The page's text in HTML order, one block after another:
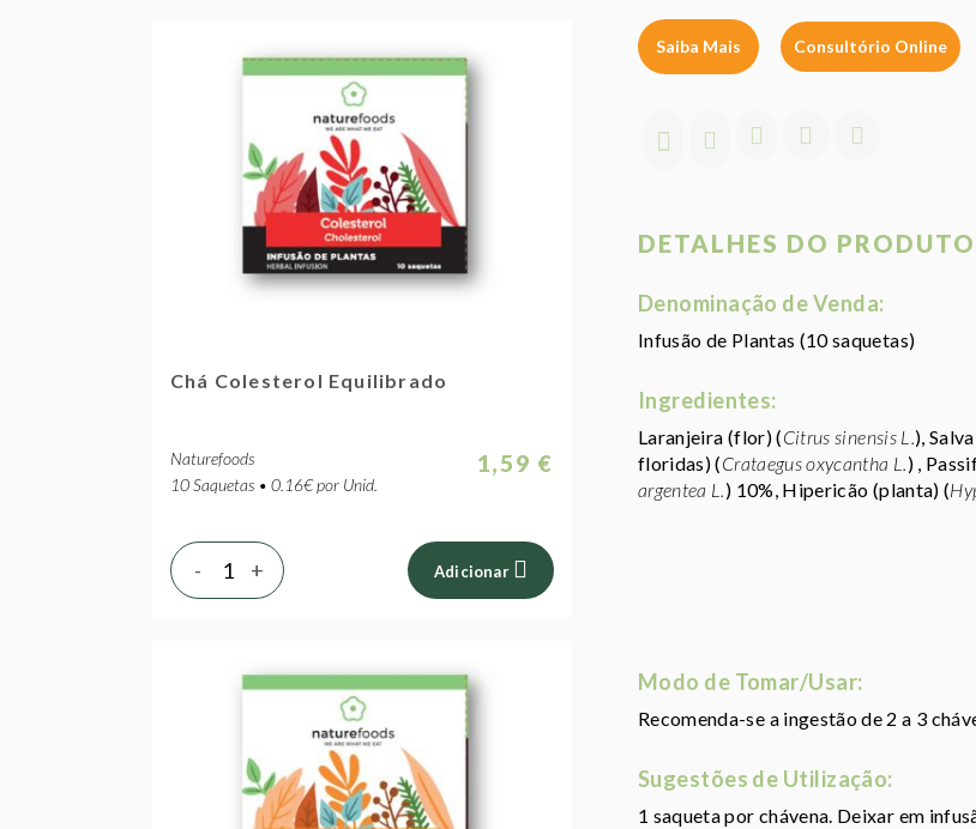
Saiba Mais Consultório Online
DETALHES DO PRODUTO
Denominação de Venda:
Infusão de Plantas (10 saquetas)
Ingredientes:
Laranjeira (flor) (Citrus sinensis L.),
floridas) (Crataegus oxycantha L.) ,
argentea L.) 10%, Hipericão (planta) (
Modo de Tomar/Usar:
Recomenda-se a ingestão de 2 a 3
Sugestões de Utilização:
1 saqueta por chávena. Deixar em
Chá Colesterol Equilibrado
Naturefoods
10 Saquetas • 0.16€ por Unid.
1,59 €
+
- Adicionar